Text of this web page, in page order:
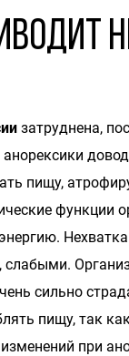
затруднена,
пищу,
функции
слабыми.
сильно
пищу, так
при